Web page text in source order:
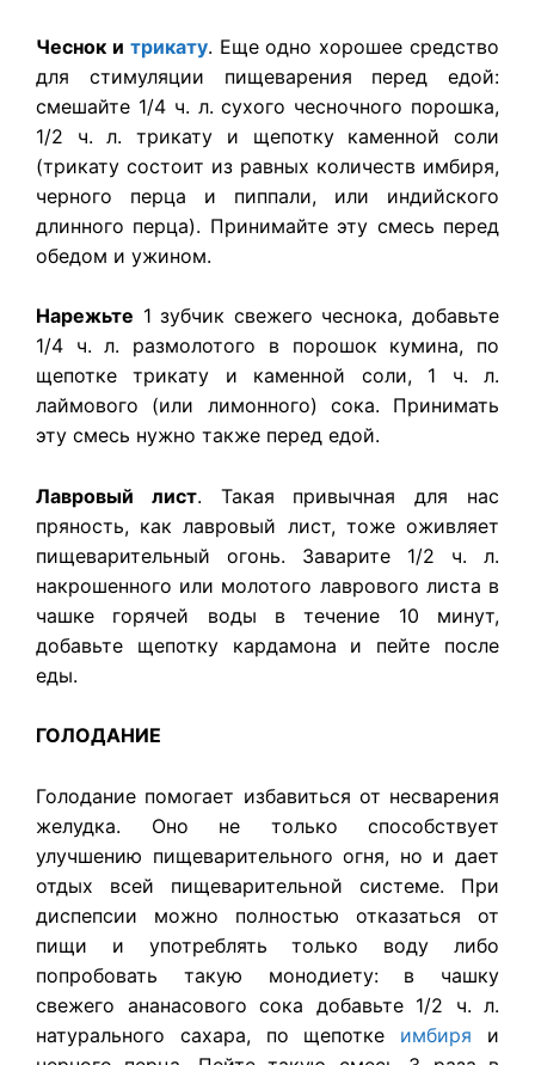
Чеснок и трикату. Еще одно хорошее средство
для стимуляции пищеварения перед едой:
смешайте 1/4 ч. л. сухого чесночного порошка,
1/2 ч. л. трикату и щепотку каменной соли
(трикату состоит из равных количеств имбиря,
черного перца и пиппали, или индийского
длинного перца). Принимайте эту смесь перед
обедом и ужином.
Нарежьте 1 зубчик свежего чеснока, добавьте
1/4 ч. л. размолотого в порошок кумина, по
щепотке трикату и каменной соли, 1 ч. л.
лаймового (или лимонного) сока. Принимать
эту смесь нужно также перед едой.
Лавровый лист. Такая привычная для нас
пряность, как лавровый лист, тоже оживляет
пищеварительный огонь. Заварите 1/2 ч. л.
накрошенного или молотого лаврового листа в
чашке горячей воды в течение 10 минут,
добавьте щепотку кардамона и пейте после
еды.
ГОЛОДАНИЕ
Голодание помогает избавиться от несварения
желудка. Оно не только способствует
улучшению пищеварительного огня, но и дает
отдых всей пищеварительной системе. При
диспепсии можно полностью отказаться от
пищи и употреблять только воду либо
попробовать такую монодиету: в чашку
свежего ананасового сока добавьте 1/2 ч. л.
натурального сахара, по щепотке имбиря и